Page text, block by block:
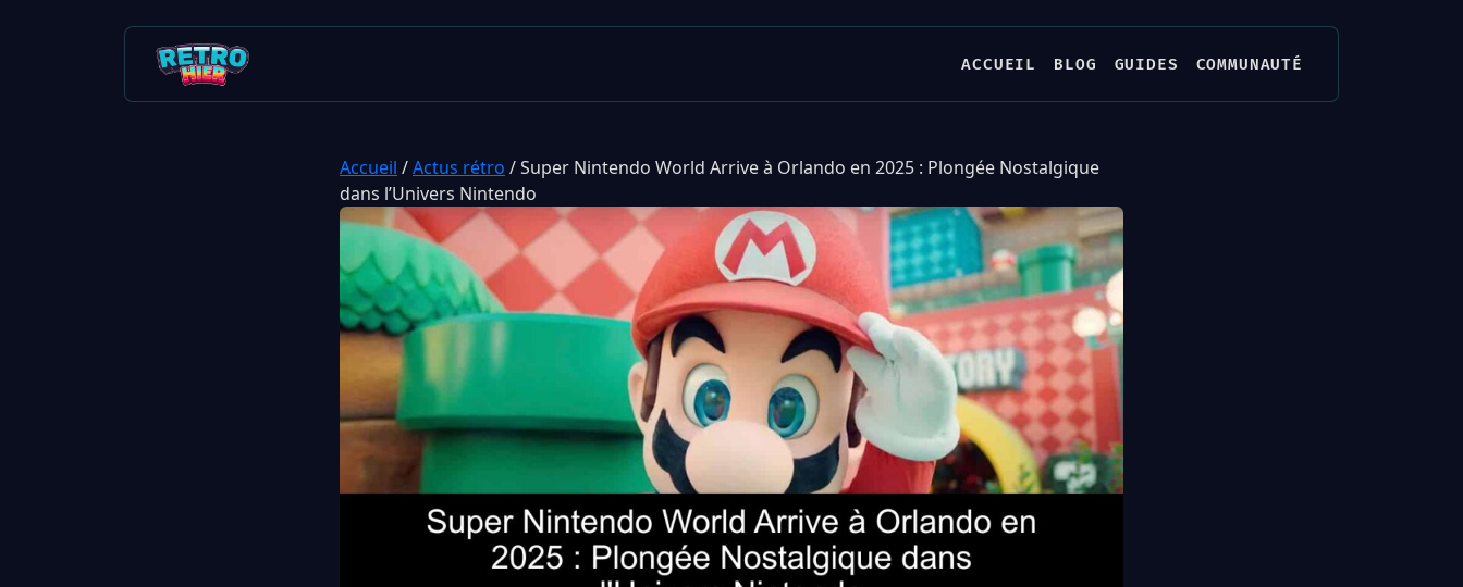
ACCUEIL BLOG GUIDES COMMUNAUTÉ
Accueil /Actus rétro /Super Nintendo World Arrive à Orlando en 2025 : Plongée Nostalgique
dans l’Univers Nintendo